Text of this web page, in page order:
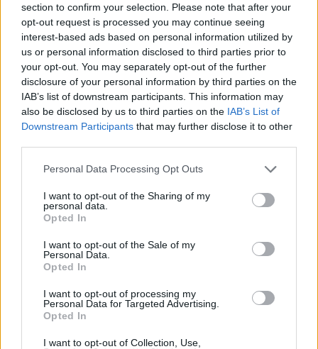
section to confirm your selection. Please note that after your
opt-out request is processed you may continue seeing
interest-based ads based on personal information utilized by
us or personal information disclosed to third parties prior to
your opt-out. You may separately opt-out of the further
disclosure of your personal information by third parties on the
IAB’s list of downstream participants. This information may
also be disclosed by us to third parties on the IAB’s List of
Downstream Participants that may further disclose it to other
Personal Data Processing Opt Outs
I want to opt-out of the Sharing of my
personal data.
Opted In
I want to opt-out of the Sale of my
Personal Data.
Opted In
I want to opt-out of processing my
Personal Data for Targeted Advertising.
Opted In
I want to opt-out of Collection, Use,
Zseton
2004. 09. 16. 15:33
Előzmény:#2oszlopos
Szerintem szépen terelgeti az ÁPV-t egy utcába, ahonnan egyre
nehezebb visszafordulni. A végső cél gondolom a kivezetés
kikényszerítése lesz.
"Mire akar a végén kilyukadni az ügyvéd?"
Okosan csinálja, hogy még mi sem tudjuk követni.
Szépen "terelgeti nyáját, fújja furulyáját."
0
oszlopos
2004. 09. 16. 15:18
ezek szerint valósak azok a régi tözsdei rókák által mesélt
történetek, hogy jópénzért sokmindent el lehetett intézni. Felelős